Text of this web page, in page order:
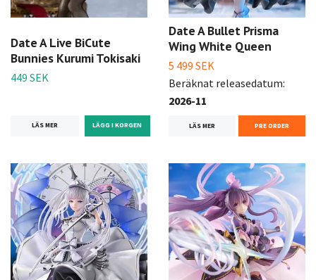
Date A Live BiCute
Bunnies Kurumi Tokisaki
449 SEK
LÄS MER
Date A Bullet Prisma
Wing White Queen
5 499 SEK
Beräknat releasedatum:
2026-11
LÄS MER PRE ORDER